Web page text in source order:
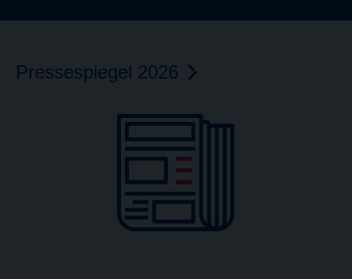
Pressespiegel 2026